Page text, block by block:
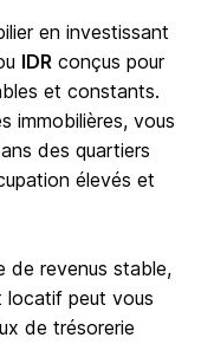
en investissant
IDR conçus pour
et constants.
immobilières, vous
des quartiers
élevés et
de revenus stable,
locatif peut vous
de trésorerie